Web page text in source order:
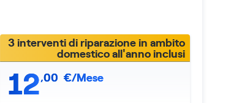
3 interventi di riparazione in ambito
domestico all'anno inclusi
12,00 €/Mese